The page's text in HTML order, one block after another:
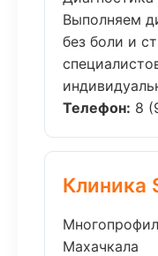
Выполняем
без боли и
Телефон: 8
Клиника
Махачкала